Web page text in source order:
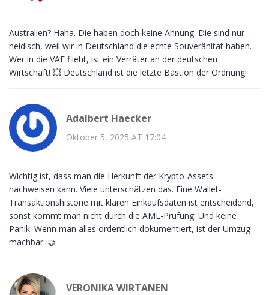
Australien? Haha. Die haben doch keine Ahnung. Die sind nur
neidisch, weil wir in Deutschland die echte Souveränität haben.
Wer in die VAE flieht, ist ein Verräter an der deutschen
Wirtschaft! 💥 Deutschland ist die letzte Bastion der Ordnung!
Adalbert Haecker
Oktober 5, 2025 AT 17:04
Wichtig ist, dass man die Herkunft der Krypto-Assets
nachweisen kann. Viele unterschätzen das. Eine Wallet-
Transaktionshistorie mit klaren Einkaufsdaten ist entscheidend,
sonst kommt man nicht durch die AML-Prüfung. Und keine
Panik: Wenn man alles ordentlich dokumentiert, ist der Umzug
machbar. 🤝
VERONIKA WIRTANEN